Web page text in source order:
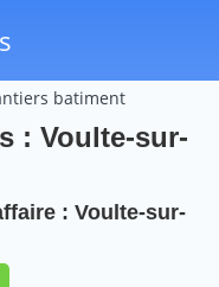
batiment
: Voulte-sur-
: Voulte-sur-